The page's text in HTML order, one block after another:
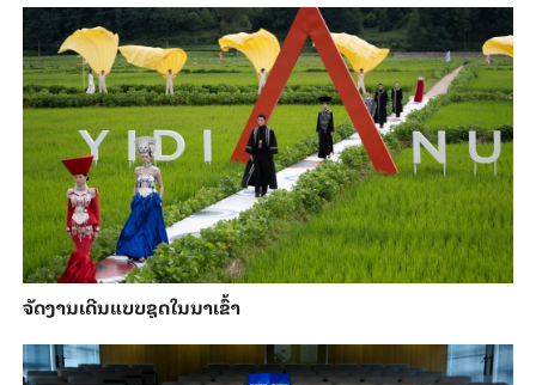
ຈັດງານເດີນແບບຊຸດໃນນາເຂົ້າ